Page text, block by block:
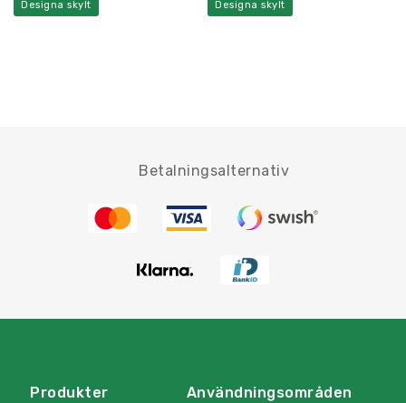
Designa skylt Designa skylt
Betalningsalternativ
Produkter Användningsområden